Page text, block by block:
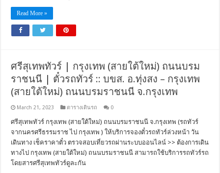
Read More »
ศรีสุเทพทัวร์ | กรุงเทพ (สายใต้ใหม่) ถนนบรม
ราชนนี | ตั๋วรถทัวร์ :: บขส. อ.ทุ่งสง – กรุงเทพ
(สายใต้ใหม่) ถนนบรมราชนนี จ.กรุงเทพ
March 21, 2023 ตารางเดินรถ 0
ศรีสุเทพทัวร์ กรุงเทพ (สายใต้ใหม่) ถนนบรมราชนนี จ.กรุงเทพ (รถทัวร์
จากนครศรีธรรมราช ไป กรุงเทพ ) ให้บริการจองตั๋วรถทัวร์ล่วงหน้า วัน
เดินทาง เช็คราคาตั๋ว ตรวจสอบเที่ยวรถผ่านระบบออนไลน์ >> ต้องการเดิน
ทางไป กรุงเทพ (สายใต้ใหม่) ถนนบรมราชนนี สามารถใช้บริการรถทัวร์รถ
โดยสารศรีสุเทพทัวร์ดูละกัน